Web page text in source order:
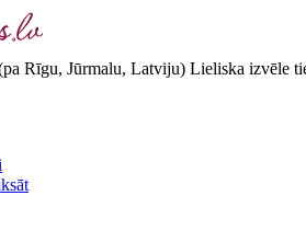
Rīgu, Jūrmalu, Latviju) Lieliska izvēle